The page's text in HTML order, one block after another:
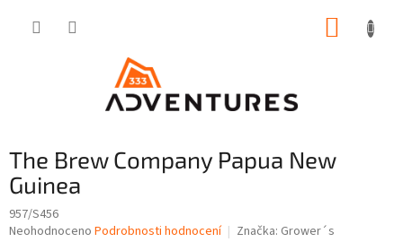
The Brew Company Papua New
Guinea
957/S456
Průměrné
Neohodnoceno Podrobnosti hodnocení Značka: Grower´s